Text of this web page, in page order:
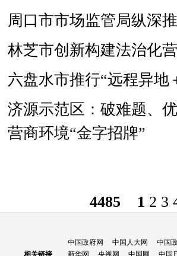
周口市市场监管局纵深
林芝市创新构建法治化
六盘水市推行“远程异地
济源示范区：破难题、
营商环境“金字招牌”
4485 1 2 3
相关链接
中国政府网 中国人大网 中国
新华网
央视网 中国网 中国